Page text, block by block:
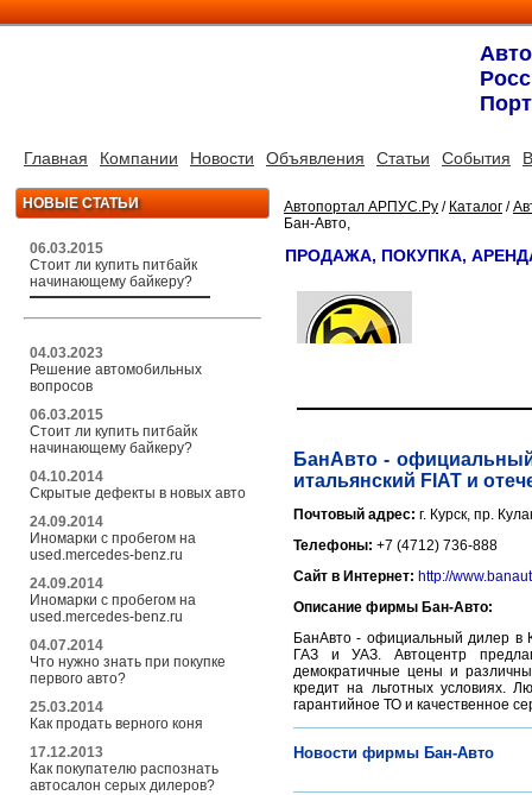
Главная Компании Новости Объявления Статьи События
НОВЫЕ СТАТЬИ
06.03.2015
Стоит ли купить питбайк
начинающему байкеру?
04.03.2023
Решение автомобильных
вопросов
06.03.2015
Стоит ли купить питбайк
начинающему байкеру?
04.10.2014
Скрытые дефекты в новых авто
24.09.2014
Иномарки с пробегом на
used.mercedes-benz.ru
24.09.2014
Иномарки с пробегом на
used.mercedes-benz.ru
04.07.2014
Что нужно знать при покупке
первого авто?
25.03.2014
Как продать верного коня
17.12.2013
Как покупателю распознать
автосалон серых дилеров?
Автопортал АРПУС.Ру / Каталог /
Бан-Авто,
ПРОДАЖА, ПОКУПКА,
БанАвто -
итальянский FIAT и
Почтовый адрес: г. Курск, пр.
Телефоны: +7 (4712) 736-888
Сайт в Интернет: http://
Описание фирмы Бан-Авто:
БанАвто - официальный дилер в
ГАЗ и УАЗ. Автоцентр
демократичные цены и
кредит на льготных условиях.
гарантийное ТО и качественное
Новости фирмы Бан-Авто